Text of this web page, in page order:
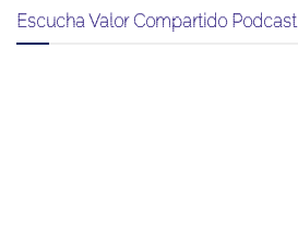
Escucha Valor Compartido Podcast